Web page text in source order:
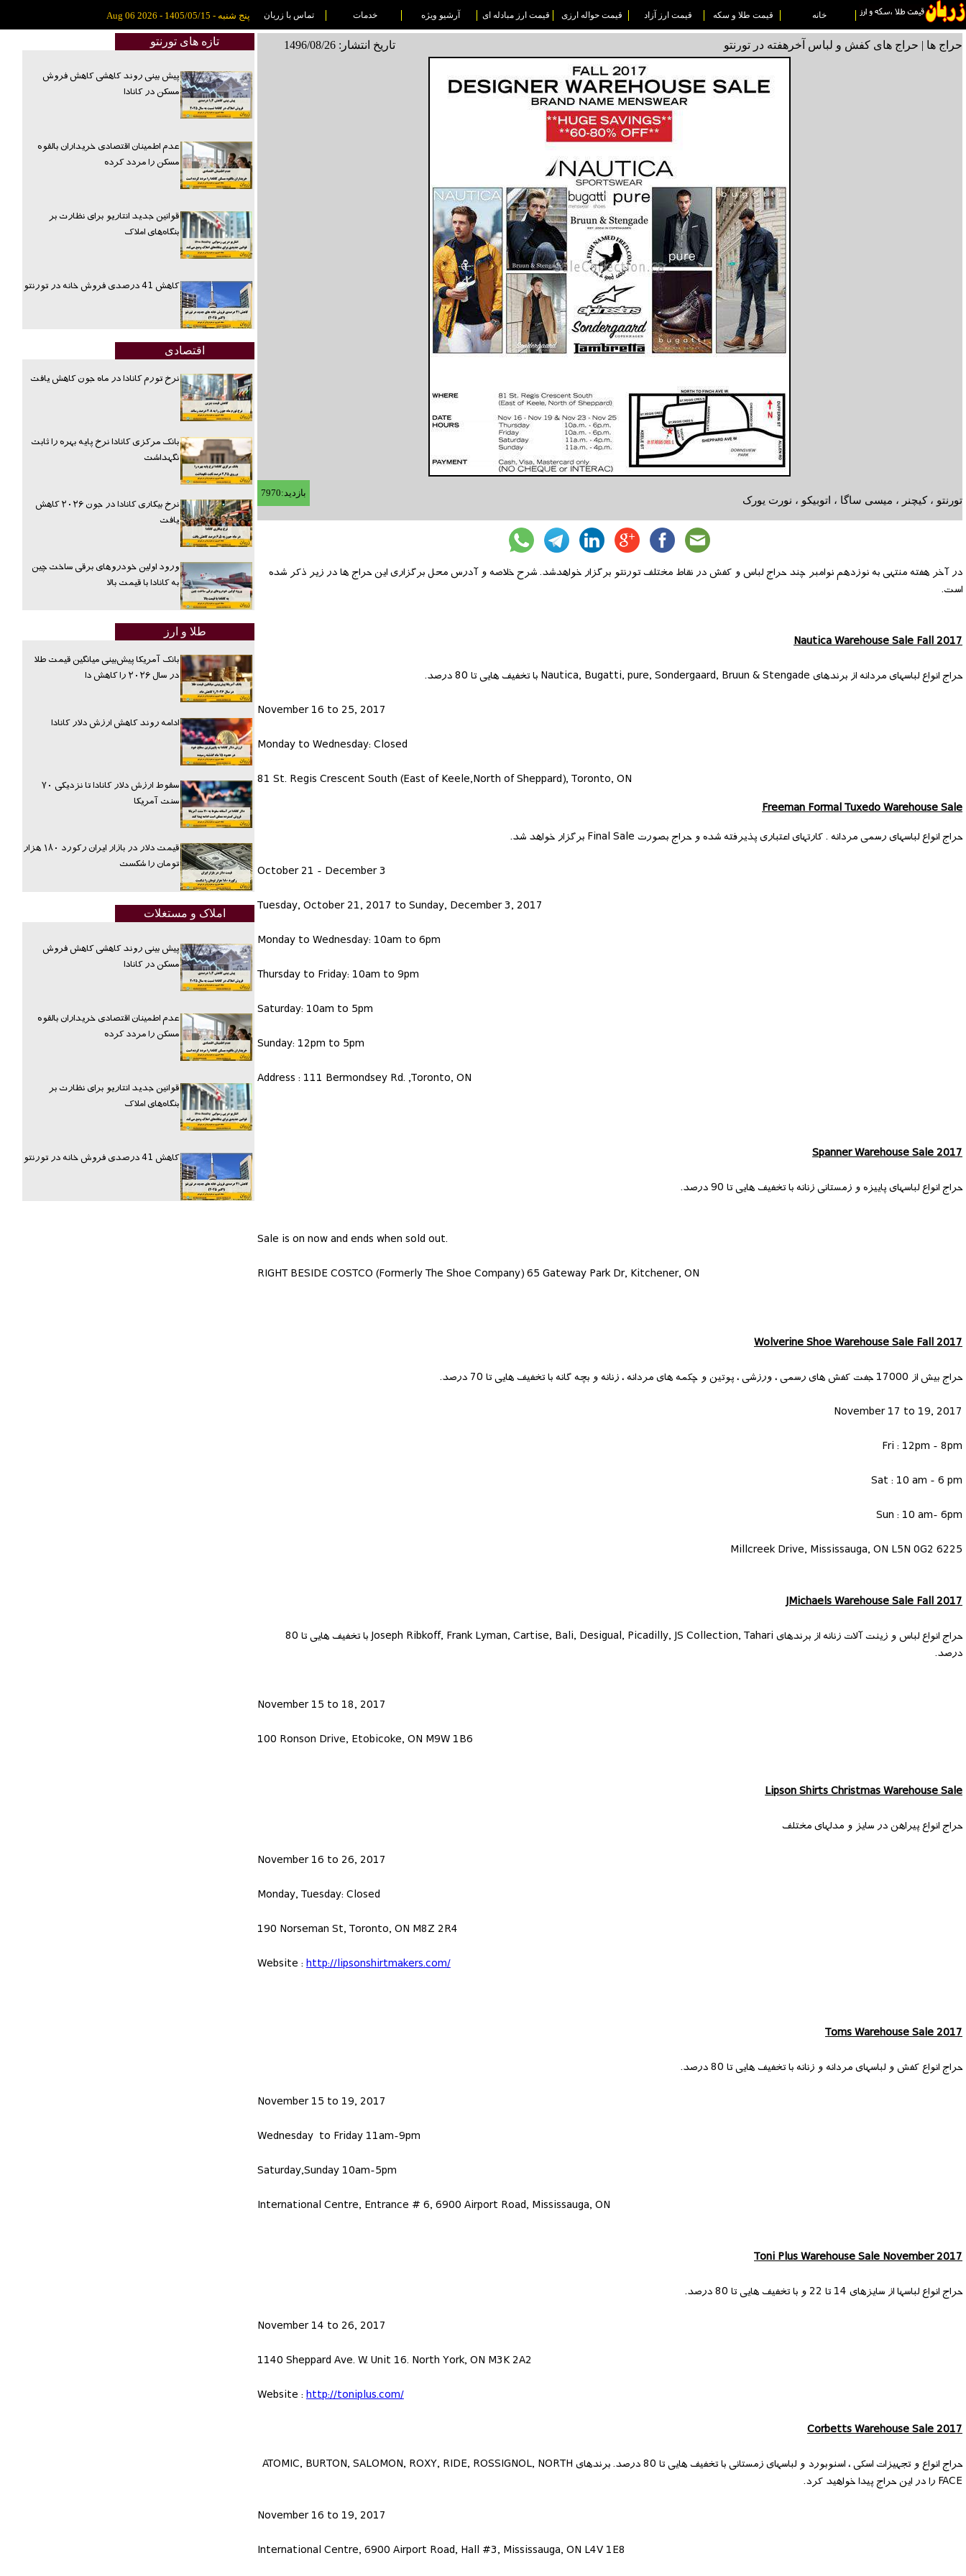
خانه قیمت طلا و سکه قیمت ارز آزاد قیمت حواله ارزی قیمت ارز مبادله ای آرشیو ویژه خدمات تماس با زربان پنج شنبه - 1405/05/15 - Aug 06 2026
حراج ها | حراج های کفش و لباس آخرهفته در تورنتو تاریخ انتشار: 1496/08/26
تورنتو ، کیچنر ، میسی ساگا ، اتوبیکو ، نورت یورک
بازدید:7970
در آخر هفته منتهی به نوزدهم نوامبر چند حراج لباس و کفش در نقاط مختلف تورنتو برگزار خواهدشد. شرح خلاصه و آدرس محل برگزاری این حراج ها در زیر ذکر شده
است.
Nautica Warehouse Sale Fall 2017
حراج انواع لباسهای مردانه از برندهای Nautica, Bugatti, pure, Sondergaard, Bruun & Stengade با تخفیف هایی تا 80 درصد.
November 16 to 25, 2017
Monday to Wednesday: Closed
81 St. Regis Crescent South (East of Keele,North of Sheppard), Toronto, ON
Freeman Formal Tuxedo Warehouse Sale
حراج انواع لباسهای رسمی مردانه . کارتهای اعتباری پذیرفته شده و حراج بصورت Final Sale برگزار خواهد شد.
October 21 - December 3
Tuesday, October 21, 2017 to Sunday, December 3, 2017
Monday to Wednesday: 10am to 6pm
Thursday to Friday: 10am to 9pm
Saturday: 10am to 5pm
Sunday: 12pm to 5pm
Address : 111 Bermondsey Rd. ,Toronto, ON
Spanner Warehouse Sale 2017
حراج انواع لباسهای پاییزه و زمستانی زنانه با تخفیف هایی تا 90 درصد.
Sale is on now and ends when sold out.
RIGHT BESIDE COSTCO (Formerly The Shoe Company) 65 Gateway Park Dr, Kitchener, ON
Wolverine Shoe Warehouse Sale Fall 2017
حراج بیش از 17000 جفت کفش های رسمی ، ورزشی ، پوتین و چکمه های مردانه ، زنانه و بچه گانه با تخفیف هایی تا 70 درصد.
November 17 to 19, 2017
Fri : 12pm - 8pm
Sat : 10 am - 6 pm
Sun : 10 am- 6pm
6225 Millcreek Drive, Mississauga, ON L5N 0G2
JMichaels Warehouse Sale Fall 2017
حراج انواع لباس و زینت آلات زنانه از برندهای Joseph Ribkoff, Frank Lyman, Cartise, Bali, Desigual, Picadilly, JS Collection, Tahari با تخفیف هایی تا 80
درصد.
November 15 to 18, 2017
100 Ronson Drive, Etobicoke, ON M9W 1B6
Lipson Shirts Christmas Warehouse Sale
حراج انواع پیراهن در سایز و مدلهای مختلف
November 16 to 26, 2017
Monday, Tuesday: Closed
190 Norseman St, Toronto, ON M8Z 2R4
Website :http://lipsonshirtmakers.com/
Toms Warehouse Sale 2017
حراج انواع کفش و لباسهای مردانه و زنانه با تخفیف هایی تا 80 درصد.
November 15 to 19, 2017
Wednesday to Friday 11am-9pm
Saturday,Sunday 10am-5pm
International Centre, Entrance # 6, 6900 Airport Road, Mississauga, ON
Toni Plus Warehouse Sale November 2017
حراج انواع لباسها از سایزهای 14 تا 22 و با تخفیف هایی تا 80 درصد.
November 14 to 26, 2017
1140 Sheppard Ave. W. Unit 16. North York, ON M3K 2A2
Website :http://toniplus.com/
Corbetts Warehouse Sale 2017
حراج انواع و تجهیزات اسکی ، اسنوبورد و لباسهای زمستانی با تخفیف هایی تا 80 درصد. برندهای ATOMIC, BURTON, SALOMON, ROXY, RIDE, ROSSIGNOL, NORTH
FACE را در این حراج پیدا خواهید کرد.
November 16 to 19, 2017
International Centre, 6900 Airport Road, Hall #3, Mississauga, ON L4V 1E8
تازه های تورنتو
پیش بینی روند کاهشی کاهش فروش
مسکن در کانادا
عدم اطمینان اقتصادی خریداران بالقوه
مسکن را مردد کرده
قوانین جدید انتاریو برای نظارت بر
بنگاه‌های املاک
کاهش 41 درصدی فروش خانه در تورنتو
اقتصادی
نرخ تورم کانادا در ماه جون کاهش یافت
بانک مرکزی کانادا نرخ پایه بهره را ثابت
نگهداشت
نرخ بیکاری کانادا در جون ۲۰۲۶ کاهش
یافت
ورود اولین خودروهای برقی ساخت چین
به کانادا با قیمت بالا
طلا و ارز
بانک آمریکا پیش‌بینی میانگین قیمت طلا
در سال ۲۰۲۶ را کاهش دا
ادامه روند کاهش ارزش دلار کانادا
سقوط ارزش دلار کانادا تا نزدیکی ۷۰
سنت آمریکا
قیمت دلار در بازار ایران رکورد ۱۸۰ هزار
تومان را شکست
املاک و مستغلات
پیش بینی روند کاهشی کاهش فروش
مسکن در کانادا
عدم اطمینان اقتصادی خریداران بالقوه
مسکن را مردد کرده
قوانین جدید انتاریو برای نظارت بر
بنگاه‌های املاک
کاهش 41 درصدی فروش خانه در تورنتو